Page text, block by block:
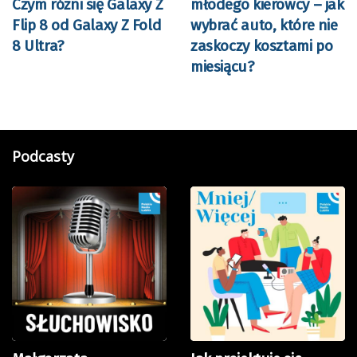
Czym różni się Galaxy Z
Flip 8 od Galaxy Z Fold
8 Ultra?
młodego kierowcy – jak
wybrać auto, które nie
zaskoczy kosztami po
miesiącu?
Podcasty